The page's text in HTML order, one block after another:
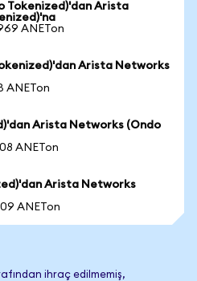
Tokenized)'dan Arista
ANETon
Arista Networks
ANETon
Arista Networks (Ondo
ANETon
Arista Networks
ANETon
ihraç edilmemiş,